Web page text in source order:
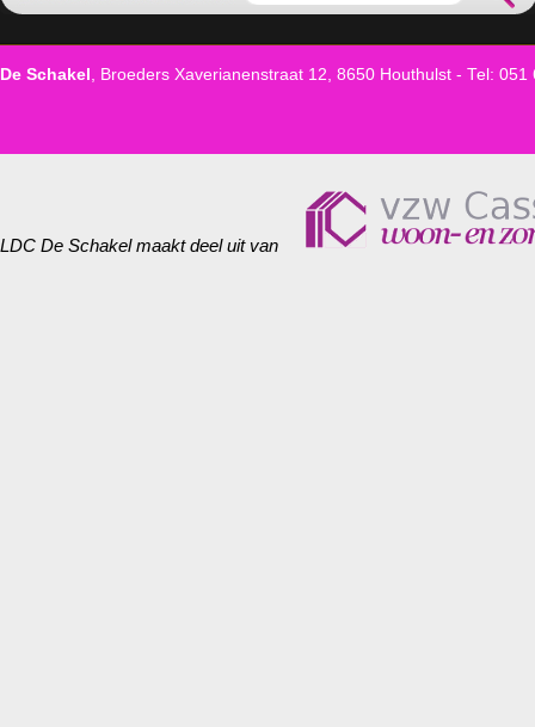
De Schakel , Broeders Xaverianenstraat 12, 8650 Houthulst - Tel: 051
LDC De Schakel maakt deel uit van